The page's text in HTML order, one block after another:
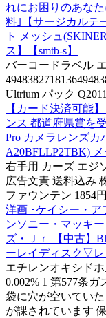
れにお困りのあな
料｣【サージカルテ
ト メッシュ
ス】【smtb-s】
バーコードラベル
Ultrium パック
【カード決済可能
ンス 都道府県賞を
Pro カメラレンズカ
A20BFLLP2TBK) メ
右手用 カーズ エジ
広告文責 送料込み
ファウンテン 1854
洋画 ･ケイシー・ア
ンソニー・マッキ
ズ・Ｊｒ 【中古】
ーレイディスク▽レ
エチレンオキシド
0.002% 1 第577条
袋に穴が空いてい
が課されています